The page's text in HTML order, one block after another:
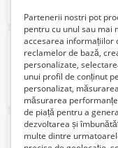
TV
Partenerii nostri pot
pentru cu unul sau mai
accesarea informațiilor
reclamelor de bază,
personalizate,
unui profil de conținut
personalizat,
măsurarea
de piață pentru a
dezvoltarea și
multe dintre